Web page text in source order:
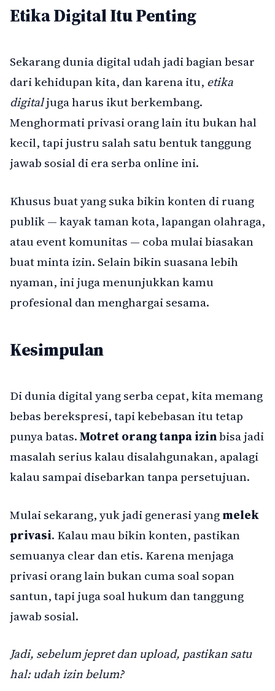
Etika Digital Itu Penting
Sekarang dunia digital udah jadi bagian besar
dari kehidupan kita, dan karena itu, etika
digitaljuga harus ikut berkembang.
Menghormati privasi orang lain itu bukan hal
kecil, tapi justru salah satu bentuk tanggung
jawab sosial di era serba online ini.
Khusus buat yang suka bikin konten di ruang
publik — kayak taman kota, lapangan olahraga,
atau event komunitas — coba mulai biasakan
buat minta izin. Selain bikin suasana lebih
nyaman, ini juga menunjukkan kamu
profesional dan menghargai sesama.
Kesimpulan
Di dunia digital yang serba cepat, kita memang
bebas berekspresi, tapi kebebasan itu tetap
punya batas.Motret orang tanpa izinbisa jadi
masalah serius kalau disalahgunakan, apalagi
kalau sampai disebarkan tanpa persetujuan.
Mulai sekarang, yuk jadi generasi yangmelek
privasi. Kalau mau bikin konten, pastikan
semuanya clear dan etis. Karena menjaga
privasi orang lain bukan cuma soal sopan
santun, tapi juga soal hukum dan tanggung
jawab sosial.
Jadi, sebelum jepret dan upload, pastikan satu
hal: udah izin belum?